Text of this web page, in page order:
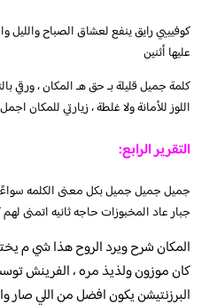
كوفيييي رايق ينفع لعشاق الصباح والليل
عليها أثنين
كلمة جميل قليلة بـ حق هـ المكان ،
اللوز للأمانة ولا غلطة ، زيارتي للمكان
التقرير الرابع:
جميل جميل جميل بكل معنى الكلمه
جبار عاد المخبوزات حاجه ثانيه اتمنى
كان موزون ولذيذ مره ، الفرينش
البرزنتيشن يكون افضل من اللي صار